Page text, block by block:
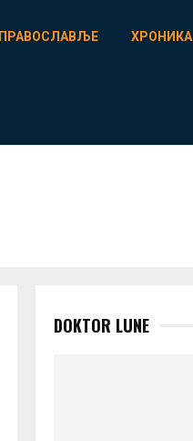
ПРАВОСЛАВЉЕ ХРОНИКА
DOKTOR LUNE